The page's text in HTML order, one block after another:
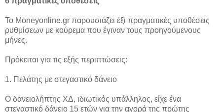
Το Moneyonline.gr παρουσιάζει έξι πραγματικές υποθέσεις
ρυθμίσεων με κούρεμα που έγιναν τους προηγούμενους
μήνες.
Πρόκειται για τις εξής περιπτώσεις:
1. Πελάτης με στεγαστικό δάνειο
Ο δανειολήπτης XΔ, ιδιωτικός υπάλληλος, είχε ένα
στεγαστικό δάνειο 15 ετών για την αγορά της πρώτης